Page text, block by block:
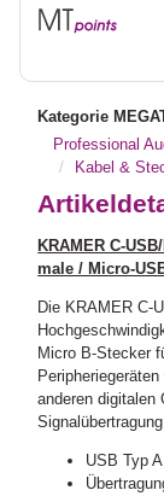
Kategorie
Professional
Kabel &
KRAMER C-
male / Micro-
Die KRAMER C-
Micro B-Stecker
anderen digitalen
USB Typ